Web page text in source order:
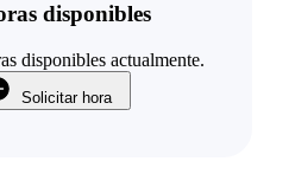
disponibles
disponibles actualmente.
Solicitar hora